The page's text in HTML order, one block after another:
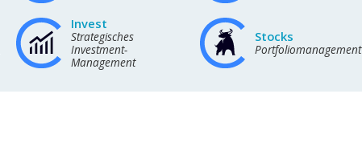
Invest
Strategisches
Investment-
Management
Stocks
Portfoliomanagement